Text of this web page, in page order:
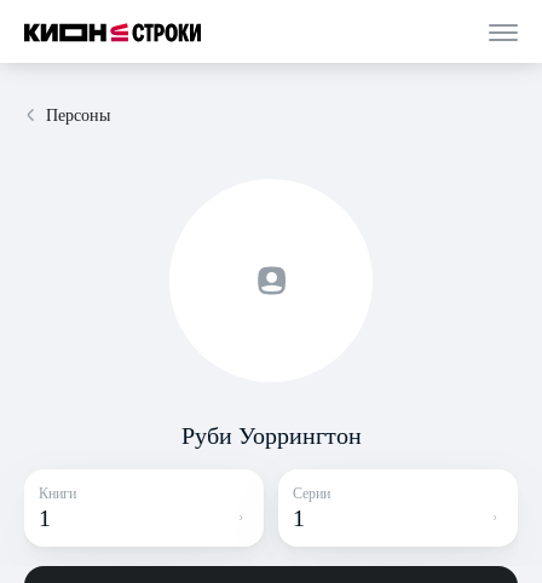
Персоны
Руби Уоррингтон
Книги
1
Серии
1